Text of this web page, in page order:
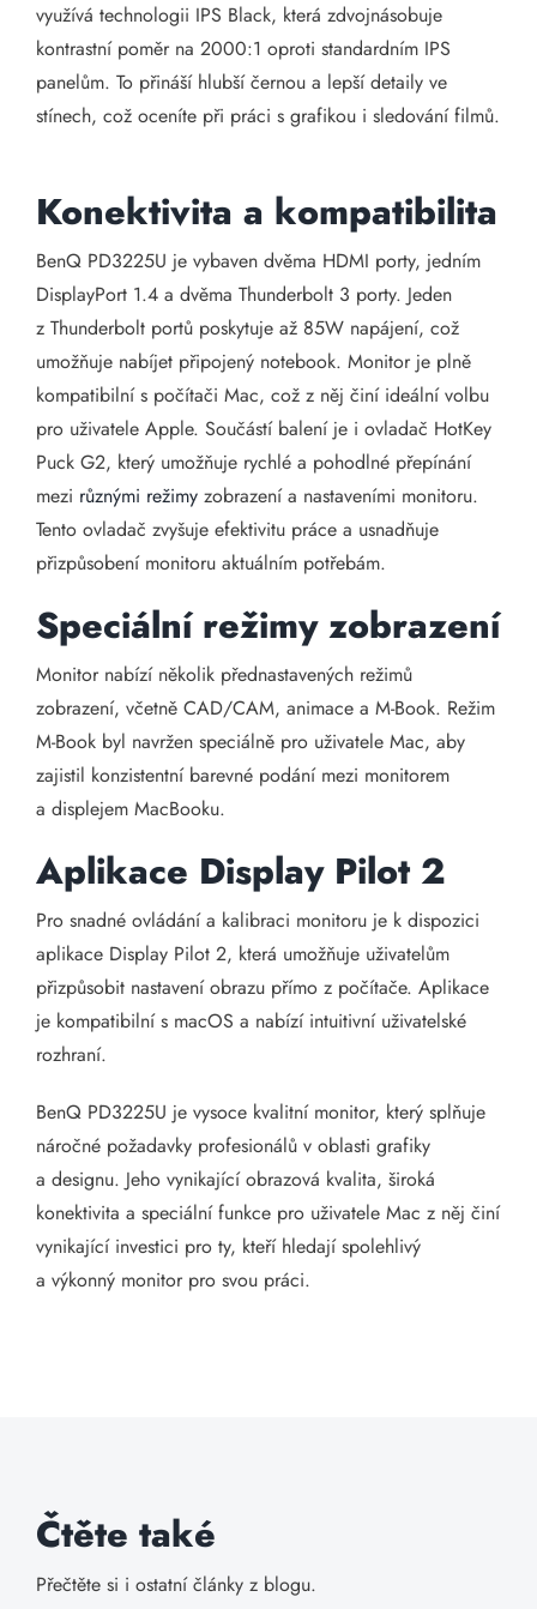
využívá technologii IPS Black, která zdvojnásobuje
kontrastní poměr na 2000:1 oproti standardním IPS
panelům. To přináší hlubší černou a lepší detaily ve
stínech, což oceníte při práci s grafikou i sledování filmů.
Konektivita a kompatibilita
BenQ PD3225U je vybaven dvěma HDMI porty, jedním
DisplayPort 1.4 a dvěma Thunderbolt 3 porty. Jeden
z Thunderbolt portů poskytuje až 85W napájení, což
umožňuje nabíjet připojený notebook. Monitor je plně
kompatibilní s počítači Mac, což z něj činí ideální volbu
pro uživatele Apple. ​Součástí balení je i ovladač HotKey
Puck G2, který umožňuje rychlé a pohodlné přepínání
mezi různými režimy zobrazení a nastaveními monitoru.
Tento ovladač zvyšuje efektivitu práce a usnadňuje
přizpůsobení monitoru aktuálním potřebám.
Speciální režimy zobrazení
Monitor nabízí několik přednastavených režimů
zobrazení, včetně CAD/CAM, animace a M-Book. Režim
M-Book byl navržen speciálně pro uživatele Mac, aby
zajistil konzistentní barevné podání mezi monitorem
a displejem MacBooku. ​
Aplikace Display Pilot 2
Pro snadné ovládání a kalibraci monitoru je k dispozici
aplikace Display Pilot 2, která umožňuje uživatelům
přizpůsobit nastavení obrazu přímo z počítače. Aplikace
je kompatibilní s macOS a nabízí intuitivní uživatelské
rozhraní.
BenQ PD3225U je vysoce kvalitní monitor, který splňuje
náročné požadavky profesionálů v oblasti grafiky
a designu. Jeho vynikající obrazová kvalita, široká
konektivita a speciální funkce pro uživatele Mac z něj činí
vynikající investici pro ty, kteří hledají spolehlivý
a výkonný monitor pro svou práci.​
Čtěte také
Přečtěte si i ostatní články z blogu.